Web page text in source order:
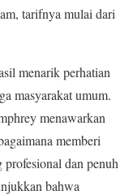
tarifnya mulai dari
menarik perhatian
masyarakat umum.
menawarkan
memberi
profesional dan penuh
bahwa